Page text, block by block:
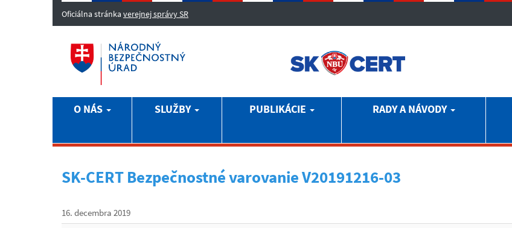
Oficiálna stránka verejnej správy SR
O NÁS SLUŽBY PUBLIKÁCIE RADY A NÁVODY
SK-CERT Bezpečnostné varovanie V20191216-03
16. decembra 2019